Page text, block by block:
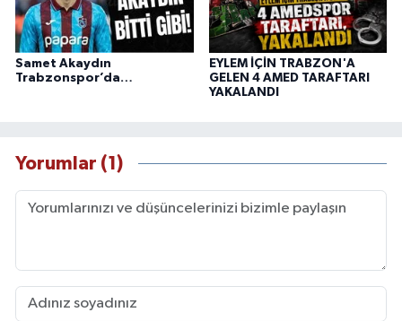
Samet Akaydın
Trabzonspor’da…
EYLEM İÇİN TRABZON'A
GELEN 4 AMED TARAFTARI
YAKALANDI
Yorumlar (1)